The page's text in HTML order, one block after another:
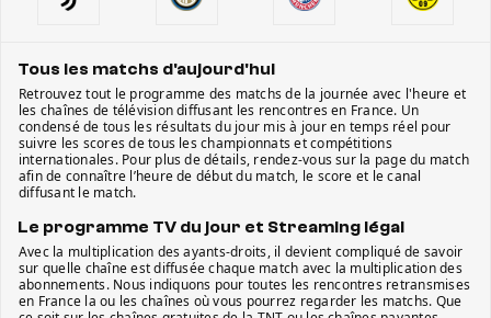
Tous les matchs d'aujourd'hui
Retrouvez tout le programme des matchs de la journée avec l'heure et
les chaînes de télévision diffusant les rencontres en France. Un
condensé de tous les résultats du jour mis à jour en temps réel pour
suivre les scores de tous les championnats et compétitions
internationales. Pour plus de détails, rendez-vous sur la page du match
afin de connaître l’heure de début du match, le score et le canal
diffusant le match.
Le programme TV du jour et Streaming légal
Avec la multiplication des ayants-droits, il devient compliqué de savoir
sur quelle chaîne est diffusée chaque match avec la multiplication des
abonnements. Nous indiquons pour toutes les rencontres retransmises
en France la ou les chaînes où vous pourrez regarder les matchs. Que